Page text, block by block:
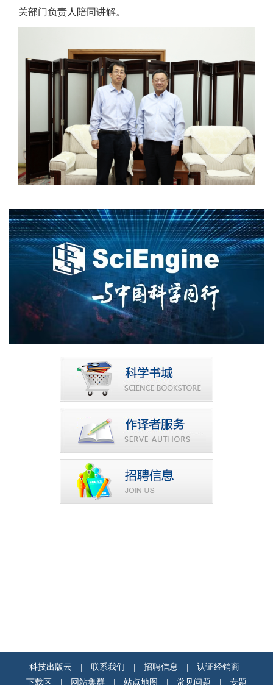
关部门负责人陪同讲解。
科技出版云 联系我们 招聘信息 认证经销商
下载区
网站集群 站点地图 常见问题 专题